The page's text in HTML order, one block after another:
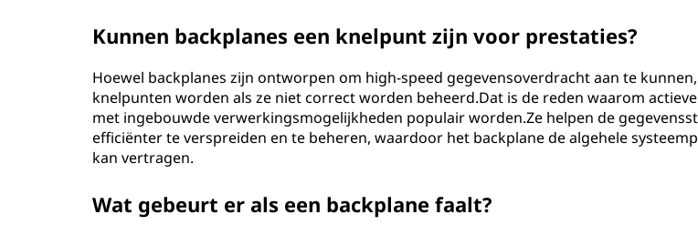
Kunnen backplanes een knelpunt zijn voor prestaties?
Hoewel backplanes zijn ontworpen om high-speed gegevensoverdracht aan te
knelpunten worden als ze niet correct worden beheerd.Dat is de reden waarom
met ingebouwde verwerkingsmogelijkheden populair worden.Ze helpen de
efficiënter te verspreiden en te beheren, waardoor het backplane de algehele
kan vertragen.
Wat gebeurt er als een backplane faalt?